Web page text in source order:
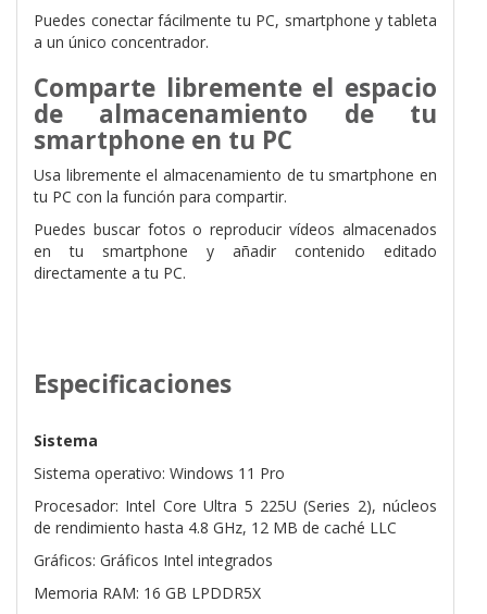
Puedes conectar fácilmente tu PC, smartphone y tableta
a un único concentrador.
Comparte libremente el espacio
de almacenamiento de tu
smartphone en tu PC
Usa libremente el almacenamiento de tu smartphone en
tu PC con la función para compartir.
Puedes buscar fotos o reproducir vídeos almacenados
en tu smartphone y añadir contenido editado
directamente a tu PC.
Especificaciones
Sistema
Sistema operativo: Windows 11 Pro
Procesador: Intel Core Ultra 5 225U (Series 2), núcleos
de rendimiento hasta 4.8 GHz, 12 MB de caché LLC
Gráficos: Gráficos Intel integrados
Memoria RAM: 16 GB LPDDR5X